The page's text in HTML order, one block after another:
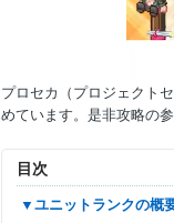
プロセカ（プロジェクト
めています。是非攻略の
目次
▼ユニットランクの概